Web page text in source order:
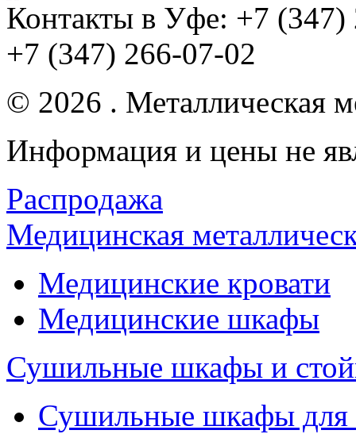
Контакты в Уфе: +7 (347)
+7 (347) 266-07-02
© 2026 . Металлическая
Информация и цены не
Распродажа
Медицинская
Медицинские кровати
Медицинские шкафы
Сушильные шкафы и
Сушильные шкафы